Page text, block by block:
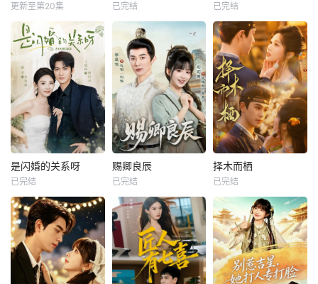
更新至第20集 已完结 已完结
是闪婚的关系呀
已完结
赐卿良辰
已完结
择木而栖
已完结